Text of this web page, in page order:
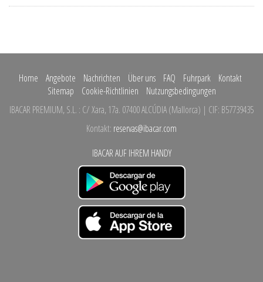
Home Angebote Nachrichten Über uns FAQ Fuhrpark
Kontakt
Sitemap
Cookie-Richtlinien
Nutzungsbedingungen
IBACAR PREMIUM, S.L. : C/ Xara, 17a. 07400 ALCÚDIA(Mallorca) | CIF: B57739435
Kontakt: reservas@ibacar.com
IBACAR AUF IHREM HANDY